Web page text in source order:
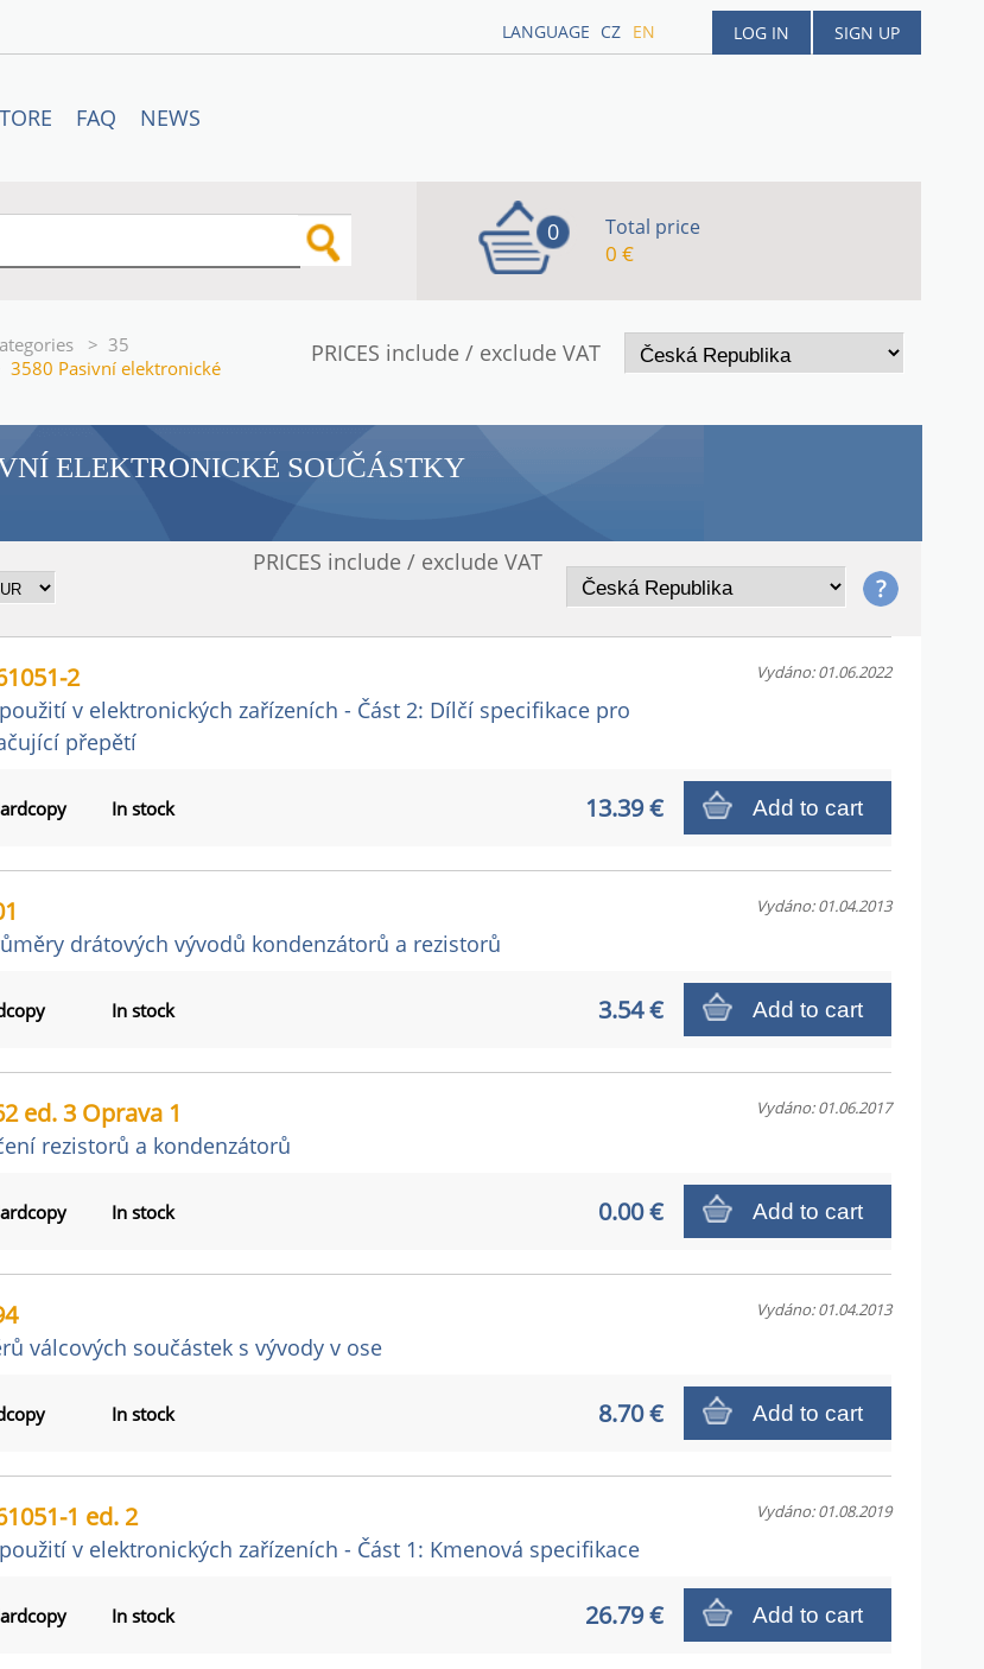
LOG IN SIGN UP
LANGUAGE CZ EN
FAQ NEWS
0 Total price
0 €
PRICES include / exclude VAT
> 35
3580 Pasivní elektronické
ELEKTRONICKÉ SOUČÁSTKY
PRICES include / exclude VAT
2
v elektronických zařízeních - Část 2: Dílčí specifikace pro
přepětí
Vydáno: 01.06.2022
In stock 13.39 € Add to cart
drátových vývodů kondenzátorů a rezistorů
Vydáno: 01.04.2013
In stock 3.54 € Add to cart
ed. 3 Oprava 1
rezistorů a kondenzátorů
Vydáno: 01.06.2017
In stock 0.00 € Add to cart
válcových součástek s vývody v ose
Vydáno: 01.04.2013
In stock 8.70 € Add to cart
1 ed. 2
v elektronických zařízeních - Část 1: Kmenová specifikace
Vydáno: 01.08.2019
In stock 26.79 € Add to cart